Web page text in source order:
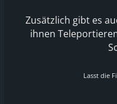
Zusätzlich gibt es
ihnen
Lasst die